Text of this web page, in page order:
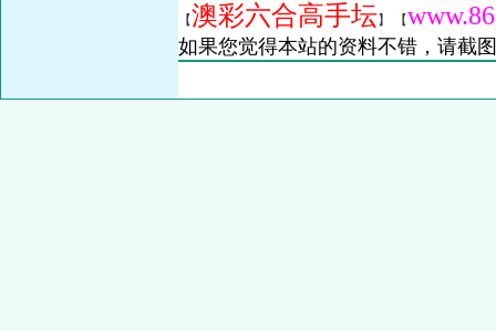
【澳彩六合高手坛】 【
如果您觉得本站的资料不错，请截